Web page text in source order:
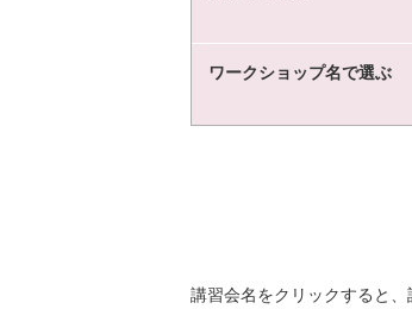
ワークショップ名で選ぶ
講習会名をクリックすると、